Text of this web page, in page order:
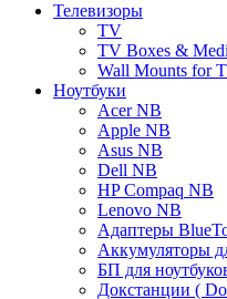
Телевизоры
TV
TV Boxes &
Wall Mounts for
Ноутбуки
Acer NB
Apple NB
Asus NB
Dell NB
HP Compaq NB
Lenovo NB
Адаптеры
Аккумуляторы
БП для
Докстанции (